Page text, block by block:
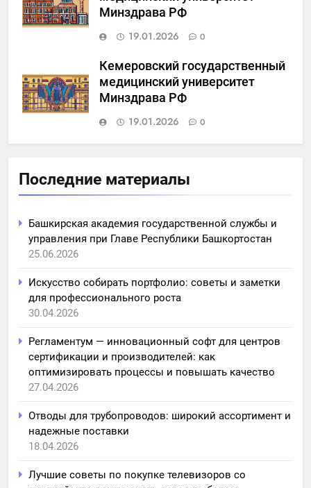
Минздрава РФ
19.01.2026
0
Кемеровский государственный
медицинский университет
Минздрава РФ
19.01.2026
0
Последние материалы
Башкирская академия государственной службы и
управления при Главе Республики Башкортостан
25.06.2026
Искусство собирать портфолио: советы и заметки
для профессионального роста
30.04.2026
Регламентум — инновационный софт для центров
сертификации и производителей: как
оптимизировать процессы и повышать качество
27.04.2026
Отводы для трубопроводов: широкий ассортимент и
надежные поставки
18.04.2026
Лучшие советы по покупке телевизоров со